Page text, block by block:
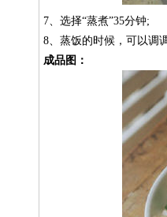
7、选择“蒸煮”35分钟;
8、蒸饭的时候，可以调
成品图：